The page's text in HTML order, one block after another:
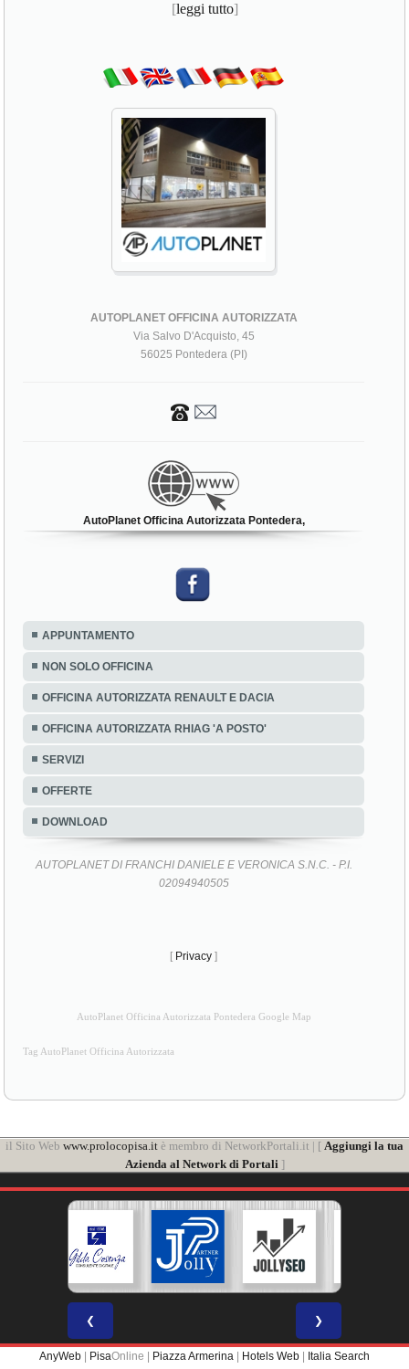
[leggi tutto]
AUTOPLANET OFFICINA AUTORIZZATA
Via Salvo D'Acquisto, 45
56025 Pontedera (PI)
AutoPlanet Officina Autorizzata Pontedera,
APPUNTAMENTO
NON SOLO OFFICINA
OFFICINA AUTORIZZATA RENAULT E DACIA
OFFICINA AUTORIZZATA RHIAG 'A POSTO'
SERVIZI
OFFERTE
DOWNLOAD
AUTOPLANET DI FRANCHI DANIELE E VERONICA S.N.C. - P.I.
02094940505
[ Privacy ]
AutoPlanet Officina Autorizzata Pontedera Google Map
Tag AutoPlanet Officina Autorizzata
il Sito Web www.prolocopisa.it è membro di NetworkPortali.it | [ Aggiungi la tua
Azienda al Network di Portali]
❮ ❯
AnyWeb PisaOnline | Piazza Armerina Hotels Web Italia Search